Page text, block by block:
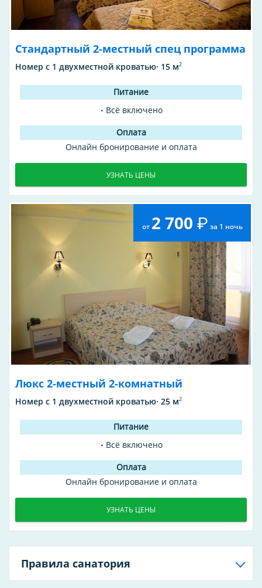
Стандартный 2-местный спец программа
Номер с 1 двухместной кроватью· 15 м2
Всё включено
Онлайн бронирование и оплата
УЗНАТЬ ЦЕНЫ
от 2 700 за 1 ночь
Люкс 2-местный 2-комнатный
Номер с 1 двухместной кроватью· 25 м2
Всё включено
Онлайн бронирование и оплата
УЗНАТЬ ЦЕНЫ
Правила санатория